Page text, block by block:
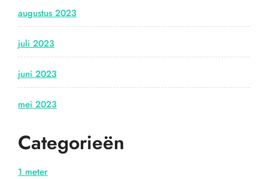
augustus 2023
juli 2023
juni 2023
mei 2023
Categorieën
1 meter